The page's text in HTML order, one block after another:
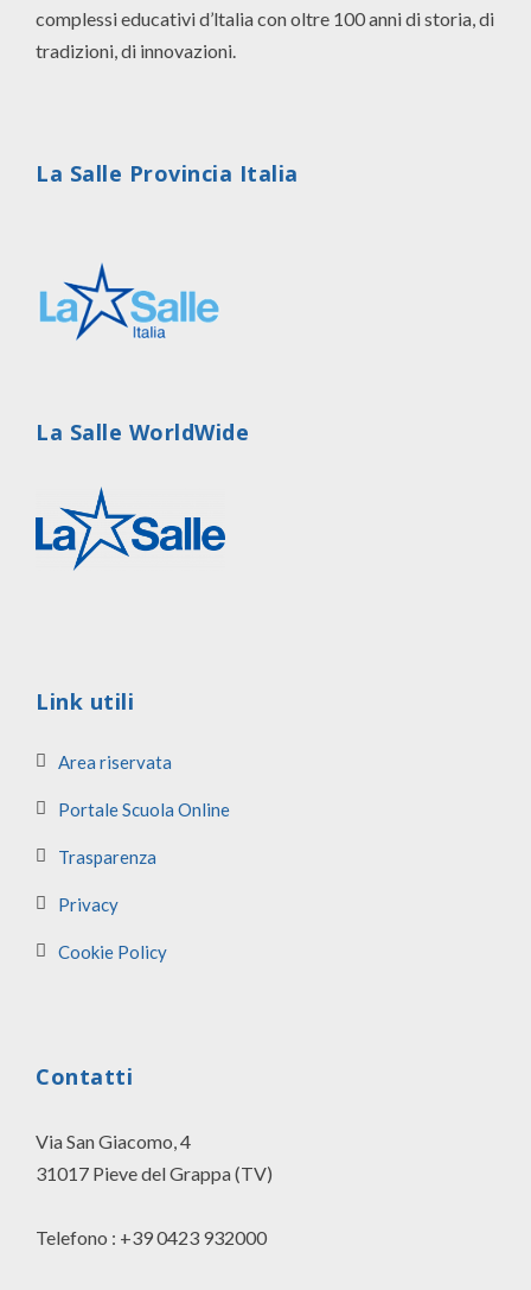
complessi educativi d’ltalia con oltre 100 anni di storia, di
tradizioni, di innovazioni.
La Salle Provincia Italia
La Salle WorldWide
Link utili
Area riservata
Portale Scuola Online
Trasparenza
Privacy
Cookie Policy
Contatti
Via San Giacomo, 4
31017 Pieve del Grappa (TV)
Telefono : +39 0423 932000